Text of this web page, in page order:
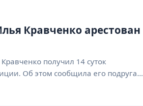
Кравченко арестован
получил 14 суток
Об этом сообщила его подруга…